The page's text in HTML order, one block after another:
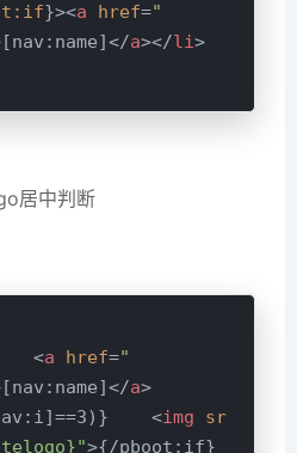
}><a href="
[nav:name]</a></li>
居中判断
<a href="
[nav:name]</a>
<img
sr
>{/pboot:if}